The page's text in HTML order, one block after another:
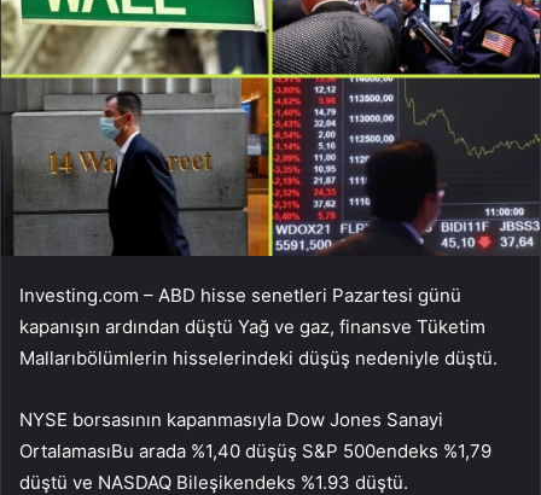
Investing.com – ABD hisse senetleri Pazartesi günü
kapanışın ardından düştü Yağ ve gaz, finansve Tüketim
Mallarıbölümlerin hisselerindeki düşüş nedeniyle düştü.
NYSE borsasının kapanmasıyla Dow Jones Sanayi
OrtalamasıBu arada %1,40 düşüş S&P 500endeks %1,79
düştü ve NASDAQ Bileşikendeks %1.93 düştü.